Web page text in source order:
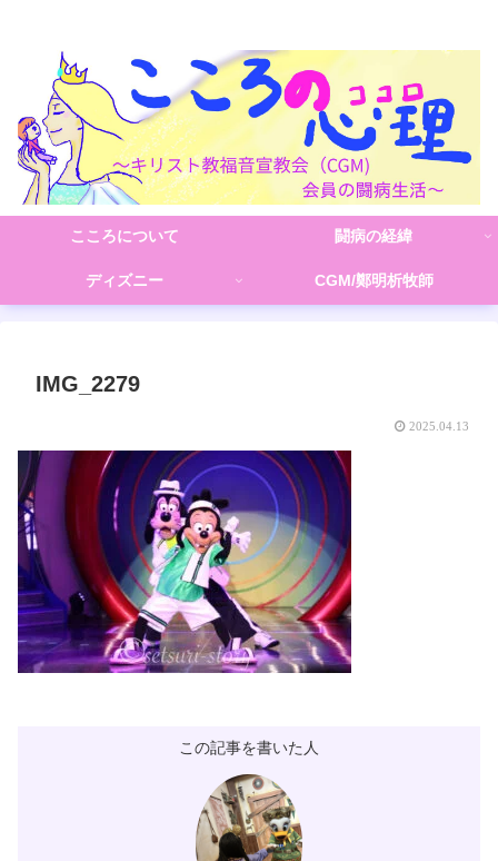
こころについて 闘病の経緯
ディズニー CGM/鄭明析牧師
IMG_2279
2025.04.13
この記事を書いた人